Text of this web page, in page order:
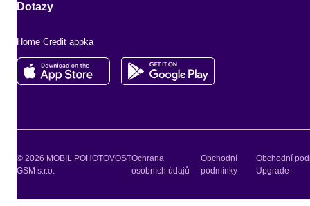
Dotazy
Home Credit appka
© 2026 MOBIL POHOTOVOST
GSM s.r.o.
Ochrana
osobních údajů
Obchodní
podmínky
Obchodní
Upgrade